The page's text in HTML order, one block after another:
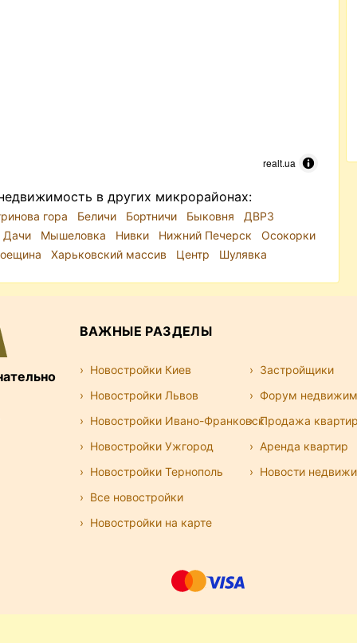
realt.ua
в других микрорайонах:
гора Беличи Бортничи Быковня
ДВРЗ
Дачи Мышеловка Нивки Нижний Печерск
Осокорки
Харьковский массив Центр Шулявка
ВАЖНЫЕ РАЗДЕЛЫ
Новостройки Киев
Новостройки Львов
Новостройки Ивано-Франковск
Новостройки Ужгород
Новостройки Тернополь
Все новостройки
Новостройки на карте
Застройщики
Форум
Продажа квартир
Аренда квартир
Новости